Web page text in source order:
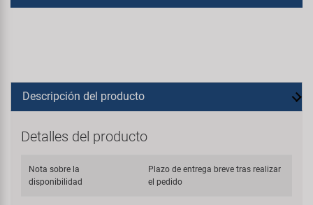
Descripción del producto
Detalles del producto
Nota sobre la
disponibilidad
Plazo de entrega breve tras realizar
el pedido